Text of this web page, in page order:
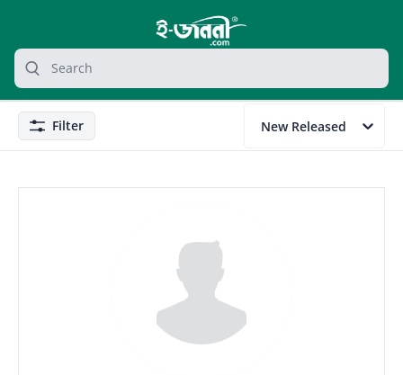
grocery search at header
Search
FilterFilter New Released